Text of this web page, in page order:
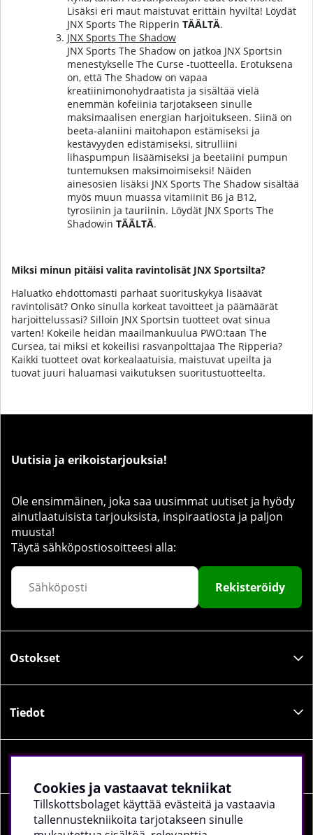
Lisäksi eri maut maistuvat erittäin hyviltä! Löydät
JNX Sports The Ripperin TÄÄLTÄ.
JNX Sports The Shadow
JNX Sports The Shadow on jatkoa JNX Sportsin
menestykselle The Curse -tuotteella. Erotuksena
on, että The Shadow on vapaa
kreatiinimonohydraatista ja sisältää vielä
enemmän kofeiinia tarjotakseen sinulle
maksimaalisen energian harjoitukseen. Siinä on
beeta-alaniini maitohapon estämiseksi ja
kestävyyden edistämiseksi, sitrulliini
lihaspumpun lisäämiseksi ja beetaiini pumpun
tuntemuksen maksimoimiseksi! Näiden
ainesosien lisäksi JNX Sports The Shadow sisältää
myös muun muassa vitamiinit B6 ja B12,
tyrosiinin ja tauriinin. Löydät JNX Sports The
Shadowin TÄÄLTÄ.
Miksi minun pitäisi valita ravintolisät JNX Sportsilta?
Haluatko ehdottomasti parhaat suorituskykyä lisäävät
ravintolisät? Onko sinulla korkeat tavoitteet ja päämäärät
harjoittelussasi? Silloin JNX Sportsin tuotteet ovat sinua
varten! Kokeile heidän maailmankuulua PWO:taan The
Cursea, tai miksi et kokeilisi rasvanpolttajaa The Ripperia?
Kaikki tuotteet ovat korkealaatuisia, maistuvat upeilta ja
tuovat juuri haluamasi vaikutuksen suoritustuotteelta.
Uutisia ja erikoistarjouksia!
Ole ensimmäinen, joka saa uusimmat uutiset ja hyödy
ainutlaatuisista tarjouksista, inspiraatiosta ja paljon
muusta!
Täytä sähköpostiosoitteesi alla:
Rekisteröidy
Ostokset
Tiedot
Yrityksen tiedot
Cookies ja vastaavat tekniikat
Tillskottsbolaget käyttää evästeitä ja vastaavia
tallennustekniikoita tarjotakseen sinulle